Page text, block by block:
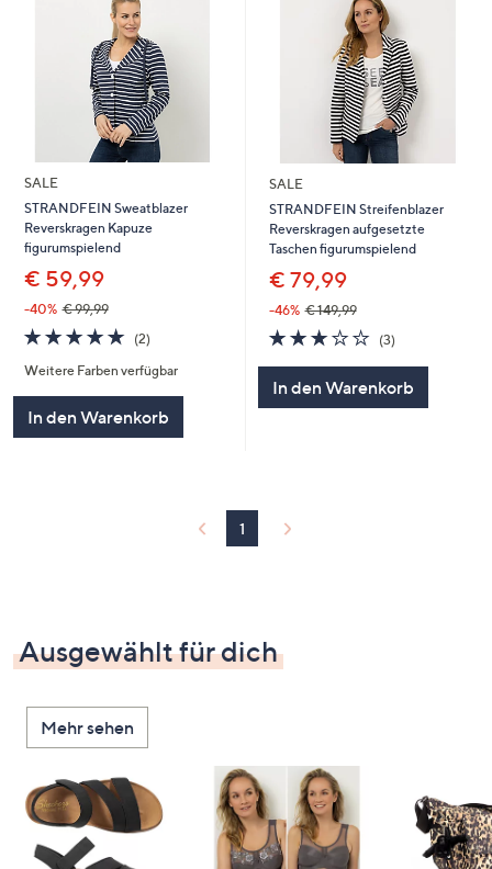
SALE
STRANDFEIN Sweatblazer
Reverskragen Kapuze
figurumspielend
€ 59,99
-40% € 99,99
5.0
von
5
(2)2
Weitere Farben verfügbar
In den Warenkorb
SALE
STRANDFEIN Streifenblazer
Reverskragen aufgesetzte
Taschen figurumspielend
€ 79,99
-46% € 149,99
2.7
von
(3)3
In den Warenkorb
1
Ausgewählt für dich
Mehr sehen